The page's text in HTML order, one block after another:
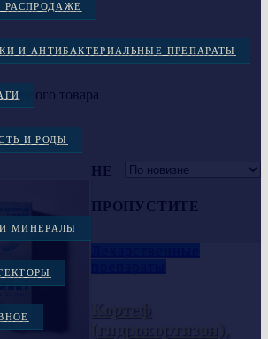
РАСПРОДАЖЕ
И АНТИБАКТЕРИАЛЬНЫЕ ПРЕПАРАТЫ
И РОДЫ
МИНЕРАЛЫ
товара
НЕ
ПРОПУСТИТЕ